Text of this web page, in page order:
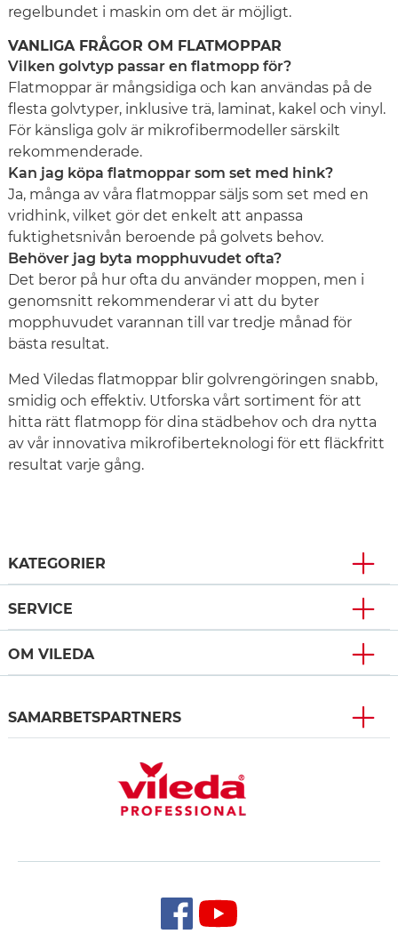
regelbundet i maskin om det är möjligt.
VANLIGA FRÅGOR OM FLATMOPPAR
Vilken golvtyp passar en flatmopp för?
Flatmoppar är mångsidiga och kan användas på de
flesta golvtyper, inklusive trä, laminat, kakel och vinyl.
För känsliga golv är mikrofibermodeller särskilt
rekommenderade.
Kan jag köpa flatmoppar som set med hink?
Ja, många av våra flatmoppar säljs som set med en
vridhink, vilket gör det enkelt att anpassa
fuktighetsnivån beroende på golvets behov.
Behöver jag byta mopphuvudet ofta?
Det beror på hur ofta du använder moppen, men i
genomsnitt rekommenderar vi att du byter
mopphuvudet varannan till var tredje månad för
bästa resultat.
Med Viledas flatmoppar blir golvrengöringen snabb,
smidig och effektiv. Utforska vårt sortiment för att
hitta rätt flatmopp för dina städbehov och dra nytta
av vår innovativa mikrofiberteknologi för ett fläckfritt
resultat varje gång.
KATEGORIER
SERVICE
OM VILEDA
SAMARBETSPARTNERS